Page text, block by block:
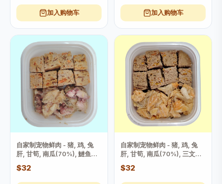
加入购物车 加入购物车
自家制宠物鲜肉 - 猪, 鸡, 兔
肝, 甘筍, 南瓜(70%), 鰱鱼
(30%) 狗/貓饭 (淨重175克
+-2克)
$32
自家制宠物鲜肉 - 猪, 鸡, 兔
肝, 甘筍, 南瓜(70%), 三文鱼
(30%) 狗/貓饭 (淨重175克
+-2克)
$32